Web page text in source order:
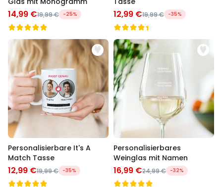
14,99 €19,99 € -25% 12,99 €19,99 € -35%
Personalisierbare It's A
Match Tasse
12,99 €19,99 € -35%
Personalisierbares
Weinglas mit Namen
16,99 €24,99 € -32%